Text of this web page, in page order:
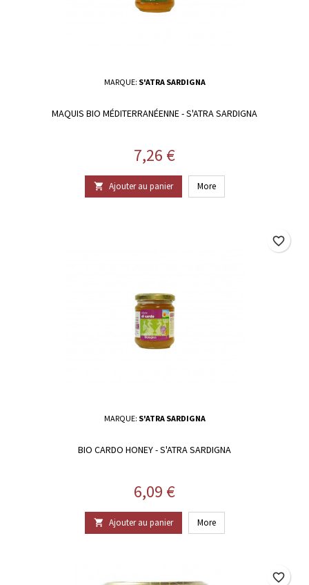
MARQUE: S'ATRA SARDIGNA
MAQUIS BIO MÉDITERRANÉENNE - S'ATRA SARDIGNA
Prix
7,26 €
 Ajouter au panier More
MARQUE: S'ATRA SARDIGNA
BIO CARDO HONEY - S'ATRA SARDIGNA
Prix
6,09 €
 Ajouter au panier More
favorite_border
favorite_border